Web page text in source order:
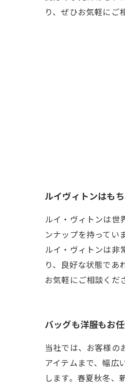
り、ぜひお気軽にご
ルイヴィトンはも
ルイ・ヴィトンは世
ンナップを持ってい
ルイ・ヴィトンは非
り、良好な状態であ
お気軽にご相談くだ
バッグも洋服もお
当社では、お客様の
アイテムまで、幅広
します。春夏秋冬、